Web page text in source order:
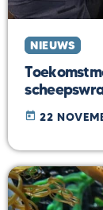
NIEUWS
today 22